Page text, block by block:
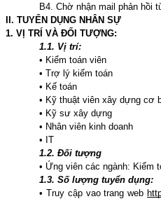
B4. Chờ nhận mail phản hồi
II. TUYỂN DỤNG NHÂN SỰ
1. VỊ TRÍ VÀ ĐỐI TƯỢNG:
1.1. Vị trí:
• Kiểm toán viên
• Trợ lý kiểm toán
• Kế toán
• Kỹ thuật viên xây dựng cơ
• Kỹ sư xây dựng
• Nhân viên kinh doanh
• IT
1.2. Đối tượng
• Ứng viên các ngành: Kiểm
1.3. Số lượng tuyển dụng:
• Truy cập vao trang web